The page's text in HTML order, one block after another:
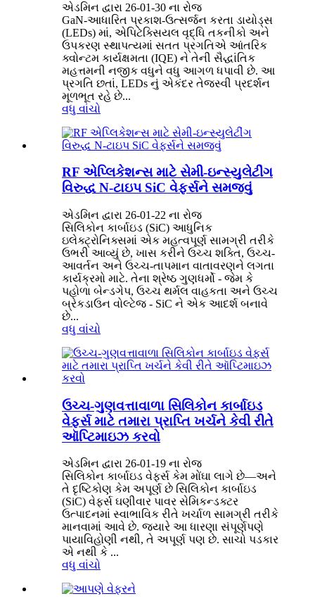
એડમિન દ્વારા 26-01-30 ના રોજ
GaN-આધારિત પ્રકાશ-ઉત્સર્જન કરતા ડાયોડ્સ
(LEDs) માં, એપિટેક્સિયલ વૃદ્ધિ તકનીકો અને
ઉપકરણ સ્થાપત્યમાં સતત પ્રગતિએ આંતરિક
ક્વોન્ટમ કાર્યક્ષમતા (IQE) ને તેની સૈદ્ધાંતિક
મહત્તમની નજીક વધુને વધુ આગળ ધપાવી છે. આ
પ્રગતિ છતાં, LEDs નું એકંદર તેજસ્વી પ્રદર્શન
મૂળભૂત રહે છે...
વધુ વાંચો
RF એપ્લિકેશન્સ માટે સેમી-ઇન્સ્યુલેટીંગ
વિરુદ્ધ N-ટાઇપ SiC વેફર્સને સમજવું
એડમિન દ્વારા 26-01-22 ના રોજ
સિલિકોન કાર્બાઇડ (SiC) આધુનિક
ઇલેક્ટ્રોનિક્સમાં એક મહત્વપૂર્ણ સામગ્રી તરીકે
ઉભરી આવ્યું છે, ખાસ કરીને ઉચ્ચ શક્તિ, ઉચ્ચ-
આવર્તન અને ઉચ્ચ-તાપમાન વાતાવરણને લગતા
કાર્યક્રમો માટે. તેના શ્રેષ્ઠ ગુણધર્મો - જેમ કે
પહોળા બેન્ડગેપ, ઉચ્ચ થર્મલ વાહકતા અને ઉચ્ચ
બ્રેકડાઉન વોલ્ટેજ - SiC ને એક આદર્શ બનાવે
છે...
વધુ વાંચો
ઉચ્ચ-ગુણવત્તાવાળા સિલિકોન કાર્બાઇડ
વેફર્સ માટે તમારા પ્રાપ્તિ ખર્ચને કેવી રીતે
ઑપ્ટિમાઇઝ કરવો
એડમિન દ્વારા 26-01-19 ના રોજ
સિલિકોન કાર્બાઇડ વેફર્સ કેમ મોંઘા લાગે છે—અને
તે દૃષ્ટિકોણ કેમ અપૂર્ણ છે સિલિકોન કાર્બાઇડ
(SiC) વેફર્સ ઘણીવાર પાવર સેમિકન્ડક્ટર
ઉત્પાદનમાં સ્વાભાવિક રીતે ખર્ચાળ સામગ્રી તરીકે
માનવામાં આવે છે. જ્યારે આ ધારણા સંપૂર્ણપણે
પાયાવિહોણી નથી, તે અપૂર્ણ પણ છે. સાચો પડકાર
એ નથી કે ...
વધુ વાંચો